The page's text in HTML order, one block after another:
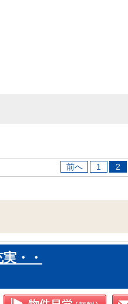
前へ 1 2
・・